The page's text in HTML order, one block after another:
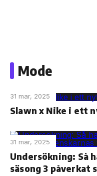
contentMode
31 mar, 2025
Slawn x Nike i ett
31 mar, 2025
Undersökning: Så
säsong 3 påverkat